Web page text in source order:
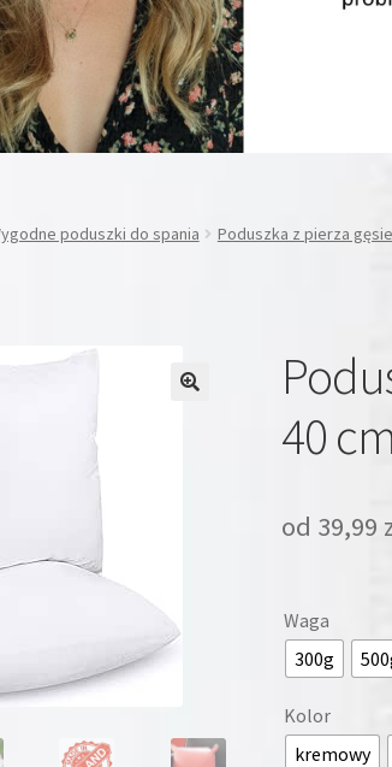
poduszki do spania Poduszka z pierza
40
od 39,99
Waga
300g
Kolor
kremowy